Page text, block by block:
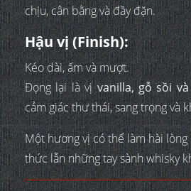
chịu, cân bằng và đầy đặn.
Hậu vị (Finish):
Kéo dài, ấm và mượt.
Đọng lại là vịvanilla, gỗ sồi
cảm giác thư thái, sang trọng và
Một hương vị có thể làm hài
thức lẫn những tay sành whisky